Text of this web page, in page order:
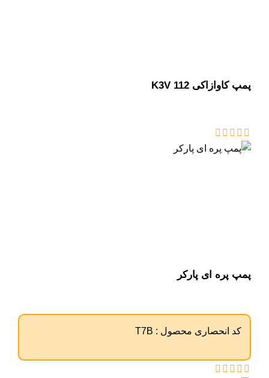
پمپ کاوازاکی K3V 112
پمپ پره ای پارکر
کد انحصاری محصول : T7B